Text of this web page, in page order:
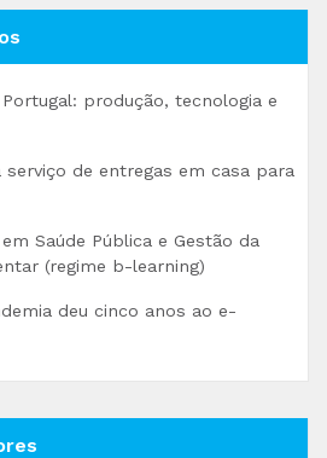
produção, tecnologia e
serviço de entregas em casa para
Saúde Pública e Gestão da
(regime b-learning)
deu cinco anos ao e-